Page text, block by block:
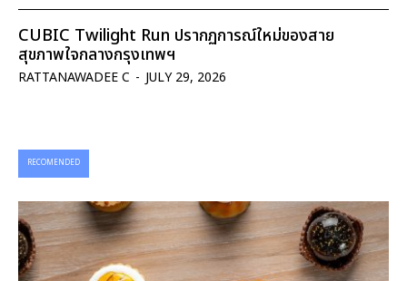
CUBIC Twilight Run ปรากฏการณ์ใหม่ของสาย
สุขภาพใจกลางกรุงเทพฯ
RATTANAWADEE C - JULY 29, 2026
RECOMENDED